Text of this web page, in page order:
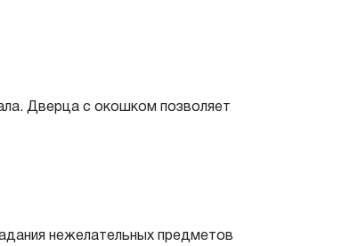
Дверца с окошком позволяет
нежелательных предметов